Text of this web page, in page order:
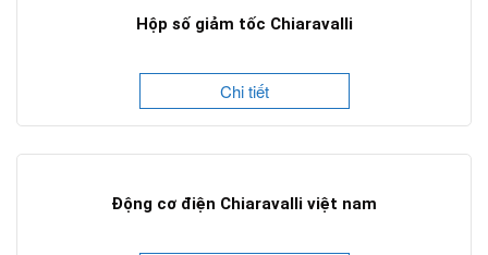
Hộp số giảm tốc Chiaravalli
Chi tiết
Động cơ điện Chiaravalli việt nam